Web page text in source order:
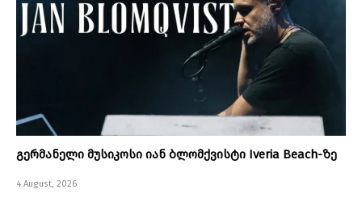
გერმანელი მუსიკოსი იან ბლომქვისტი Iveria Beach-ზე
4 August, 2026